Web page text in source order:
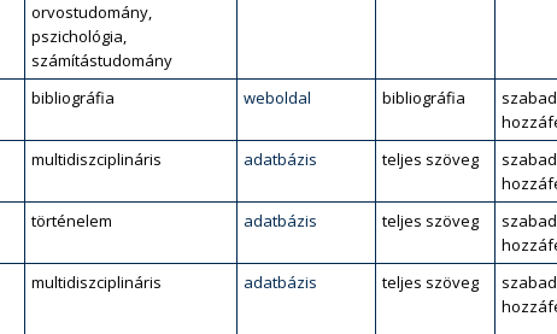
orvostudomány,
pszichológia,
számítástudomány
bibliográfia weboldal bibliográfia
multidiszciplináris adatbázis teljes szöveg
történelem adatbázis teljes szöveg
multidiszciplináris adatbázis teljes szöveg